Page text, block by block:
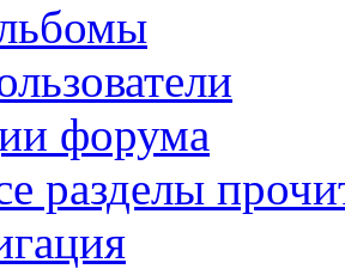
форума
разделы